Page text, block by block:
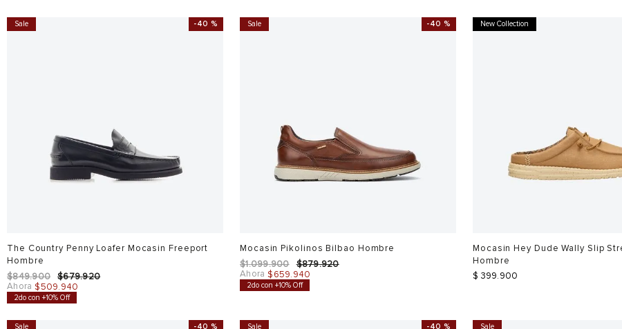
Sale -40 %
The Country Penny Loafer Mocasin Freeport
Hombre
$849.900 $679.920
Ahora $509.940
2do con +10% Off
Sale -40 %
Mocasin Pikolinos Bilbao Hombre
$1.099.900 $879.920
Ahora $659.940
2do con +10% Off
New Collection
Mocasin Hey Dude Wally Slip
Hombre
$ 399.900
Sale -40 % Sale -40 % Sale